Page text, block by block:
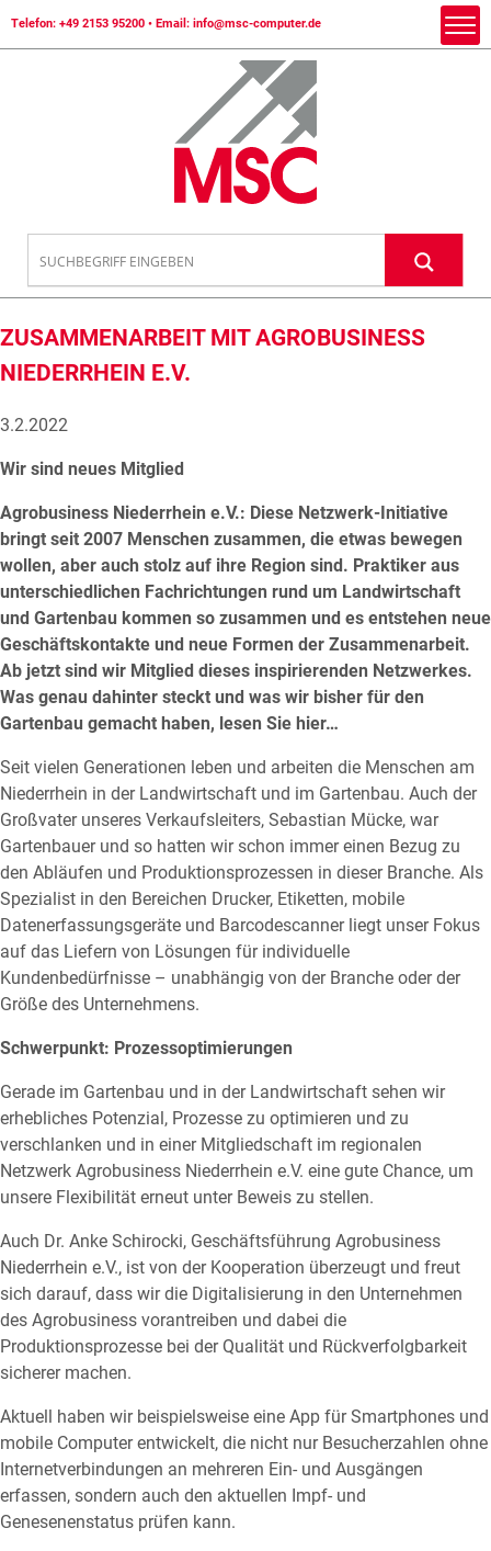
Telefon: +49 2153 95200 • Email: info@msc-computer.de
ZUSAMMENARBEIT MIT AGROBUSINESS
NIEDERRHEIN E.V.
3.2.2022
Wir sind neues Mitglied
Agrobusiness Niederrhein e.V.: Diese Netzwerk-Initiative
bringt seit 2007 Menschen zusammen, die etwas bewegen
wollen, aber auch stolz auf ihre Region sind. Praktiker aus
unterschiedlichen Fachrichtungen rund um Landwirtschaft
und Gartenbau kommen so zusammen und es entstehen neue
Geschäftskontakte und neue Formen der Zusammenarbeit.
Ab jetzt sind wir Mitglied dieses inspirierenden Netzwerkes.
Was genau dahinter steckt und was wir bisher für den
Gartenbau gemacht haben, lesen Sie hier…
Seit vielen Generationen leben und arbeiten die Menschen am
Niederrhein in der Landwirtschaft und im Gartenbau. Auch der
Großvater unseres Verkaufsleiters, Sebastian Mücke, war
Gartenbauer und so hatten wir schon immer einen Bezug zu
den Abläufen und Produktionsprozessen in dieser Branche. Als
Spezialist in den Bereichen Drucker, Etiketten, mobile
Datenerfassungsgeräte und Barcodescanner liegt unser Fokus
auf das Liefern von Lösungen für individuelle
Kundenbedürfnisse – unabhängig von der Branche oder der
Größe des Unternehmens.
Schwerpunkt: Prozessoptimierungen
Gerade im Gartenbau und in der Landwirtschaft sehen wir
erhebliches Potenzial, Prozesse zu optimieren und zu
verschlanken und in einer Mitgliedschaft im regionalen
Netzwerk Agrobusiness Niederrhein e.V. eine gute Chance, um
unsere Flexibilität erneut unter Beweis zu stellen.
Auch Dr. Anke Schirocki, Geschäftsführung Agrobusiness
Niederrhein e.V., ist von der Kooperation überzeugt und freut
sich darauf, dass wir die Digitalisierung in den Unternehmen
des Agrobusiness vorantreiben und dabei die
Produktionsprozesse bei der Qualität und Rückverfolgbarkeit
sicherer machen.
Aktuell haben wir beispielsweise eine App für Smartphones und
mobile Computer entwickelt, die nicht nur Besucherzahlen ohne
Internetverbindungen an mehreren Ein- und Ausgängen
erfassen, sondern auch den aktuellen Impf- und
Genesenenstatus prüfen kann.